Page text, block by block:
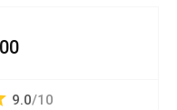
9.0/10